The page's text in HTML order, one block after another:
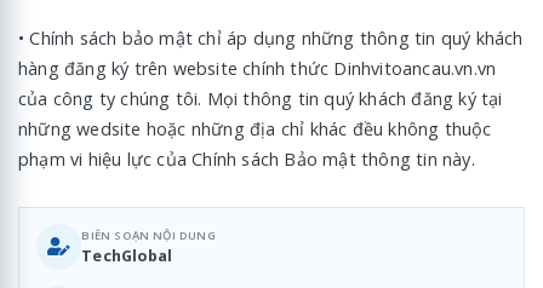
• Chính sách bảo mật chỉ áp dụng những thông tin quý khách
hàng đăng ký trên website chính thức Dinhvitoancau.vn.vn
của công ty chúng tôi. Mọi thông tin quý khách đăng ký tại
những wedsite hoặc những địa chỉ khác đều không thuộc
phạm vi hiệu lực của Chính sách Bảo mật thông tin này.
BIÊN SOẠN NỘI DUNG
TechGlobal